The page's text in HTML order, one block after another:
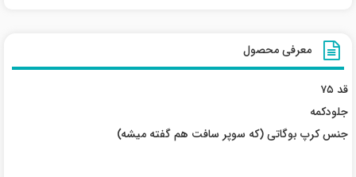
معرفی محصول
قد ۷۵
جلو‌دکمه
جنس کرپ بوگاتی (که سوپر سافت هم گفته میشه)